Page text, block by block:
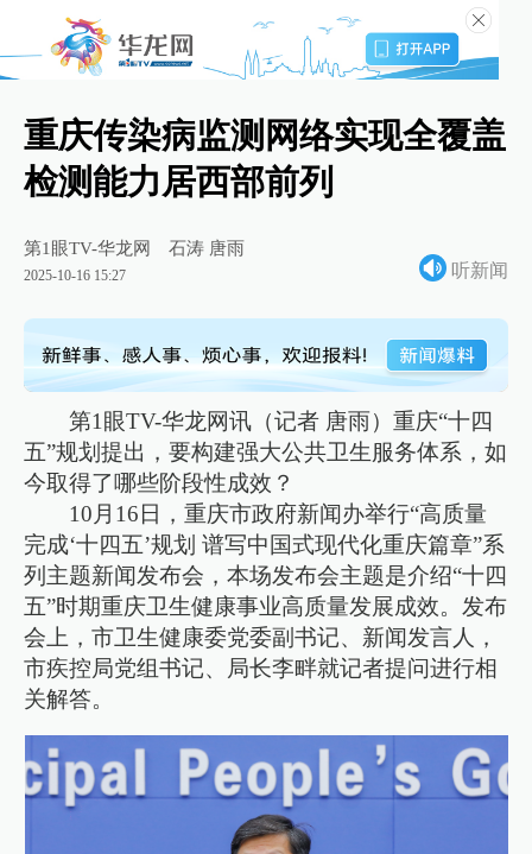
重庆传染病监测网络实现全覆盖
检测能力居西部前列
第1眼TV-华龙网 石涛 唐雨
2025-10-16 15:27 听新闻
第1眼TV-华龙网讯（记者 唐雨）重庆“十四
五”规划提出，要构建强大公共卫生服务体系，如
今取得了哪些阶段性成效？
10月16日，重庆市政府新闻办举行“高质量
完成‘十四五’规划 谱写中国式现代化重庆篇章”系
列主题新闻发布会，本场发布会主题是介绍“十四
五”时期重庆卫生健康事业高质量发展成效。发布
会上，市卫生健康委党委副书记、新闻发言人，
市疾控局党组书记、局长李畔就记者提问进行相
关解答。